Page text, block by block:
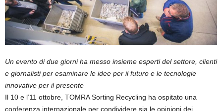
Un evento di due giorni ha messo insieme esperti del settore, clienti
e giornalisti per esaminare le idee per il futuro e le tecnologie
innovative per il presente
Il 10 e l’11 ottobre, TOMRA Sorting Recycling ha ospitato una
conferenza internazionale per condividere sia le opinioni dei